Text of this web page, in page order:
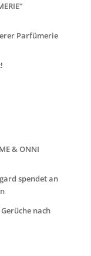
Parfümerie
& ONNI
spendet an
nach